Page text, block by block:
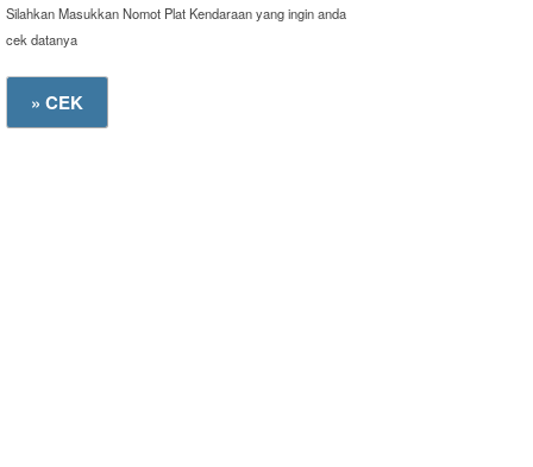
Silahkan Masukkan Nomot Plat Kendaraan yang ingin anda
cek datanya